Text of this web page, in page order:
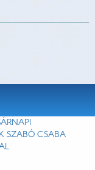
SZABÓ CSABA